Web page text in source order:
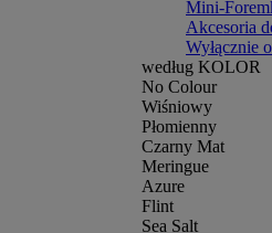
Mini-
Akcesoria
Wyłącznie
według KOLOR
No Colour
Wiśniowy
Płomienny
Czarny Mat
Meringue
Azure
Flint
Sea Salt